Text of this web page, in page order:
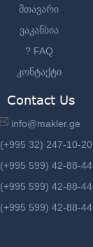
მთავარი
ვაკანსია
? FAQ
კონტაქტი
Contact Us
info@makler.ge
(+995 32) 247-10-20
(+995 599) 42-88-44
(+995 599) 42-88-44
(+995 599) 42-88-44